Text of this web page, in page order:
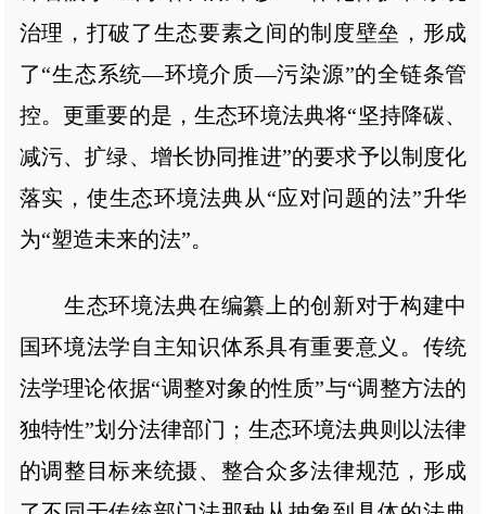
治理，打破了生态要素之间的制度壁垒，形成
了“生态系统—环境介质—污染源”的全链条管
控。更重要的是，生态环境法典将“坚持降碳、
减污、扩绿、增长协同推进”的要求予以制度化
落实，使生态环境法典从“应对问题的法”升华
为“塑造未来的法”。
生态环境法典在编纂上的创新对于构建中
国环境法学自主知识体系具有重要意义。传统
法学理论依据“调整对象的性质”与“调整方法的
独特性”划分法律部门；生态环境法典则以法律
的调整目标来统摄、整合众多法律规范，形成